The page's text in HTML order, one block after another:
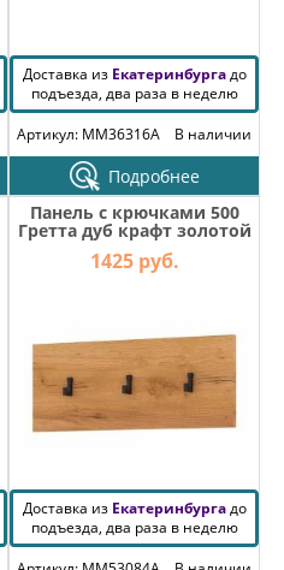
Доставка из Екатеринбургадо
подъезда, два раза в неделю
Артикул: MM36316A
В наличии
Подробнее
Панель с крючками 500
Гретта дуб крафт золотой
1425 руб.
Доставка из Екатеринбургадо
подъезда, два раза в неделю